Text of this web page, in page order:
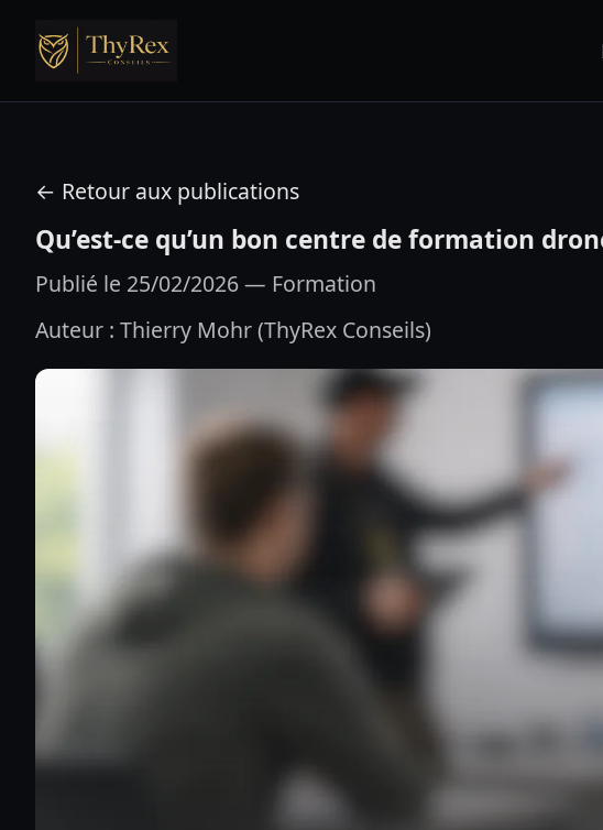
← Retour aux publications
Qu’est-ce qu’un bon centre de formation
Publié le 25/02/2026 — Formation
Auteur : Thierry Mohr (ThyRex Conseils)